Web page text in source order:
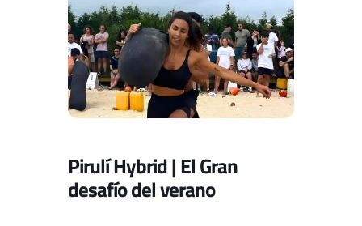
Pirulí Hybrid | El Gran
desafío del verano